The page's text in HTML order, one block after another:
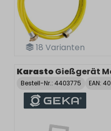
18 Varianten
KarastoGießgerät
Bestell-Nr.: 4403775 EAN: